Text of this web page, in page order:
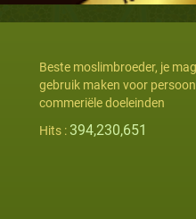
Beste moslimbroeder, je
gebruik maken voor
commeriële doeleinden
Hits : 394,230,651